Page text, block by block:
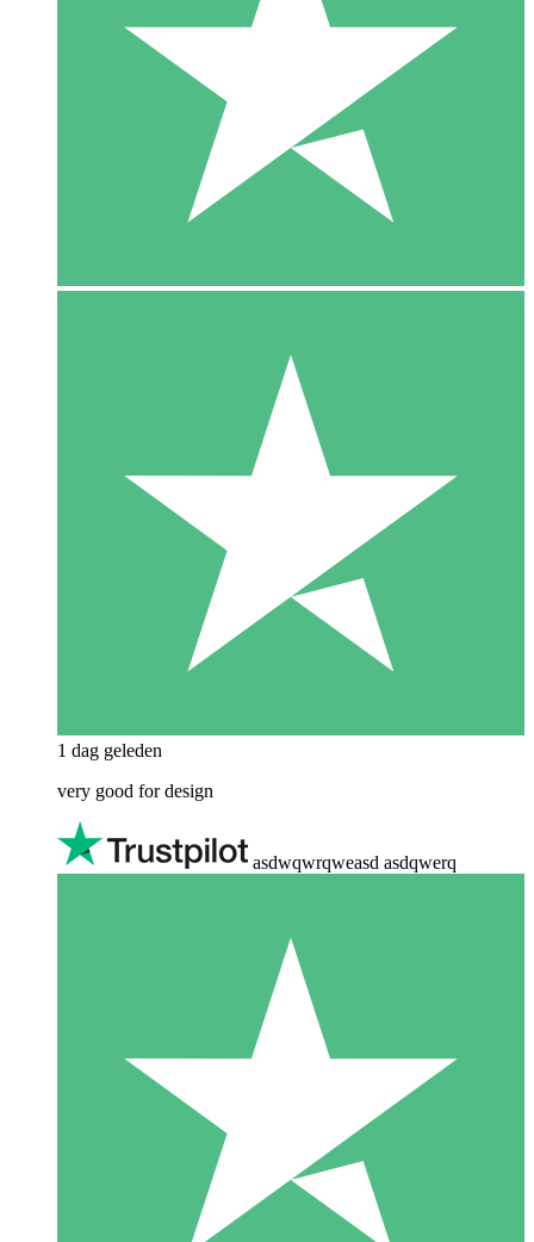
1 dag geleden
very good for design
asdwqwrqweasd asdqwerq